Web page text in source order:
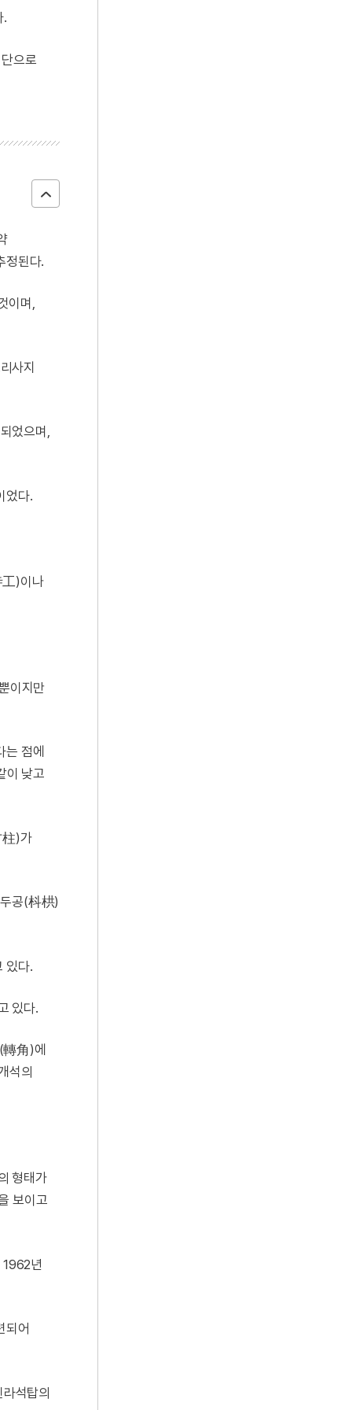
.
으로
정된다.
이며,
사지
었으며,
었다.
工)이나
이지만
점에
이 낮고
柱)가
공(枓栱)
있다.
있다.
角)에
석의
형태가
보이고
년
되어
석탑의